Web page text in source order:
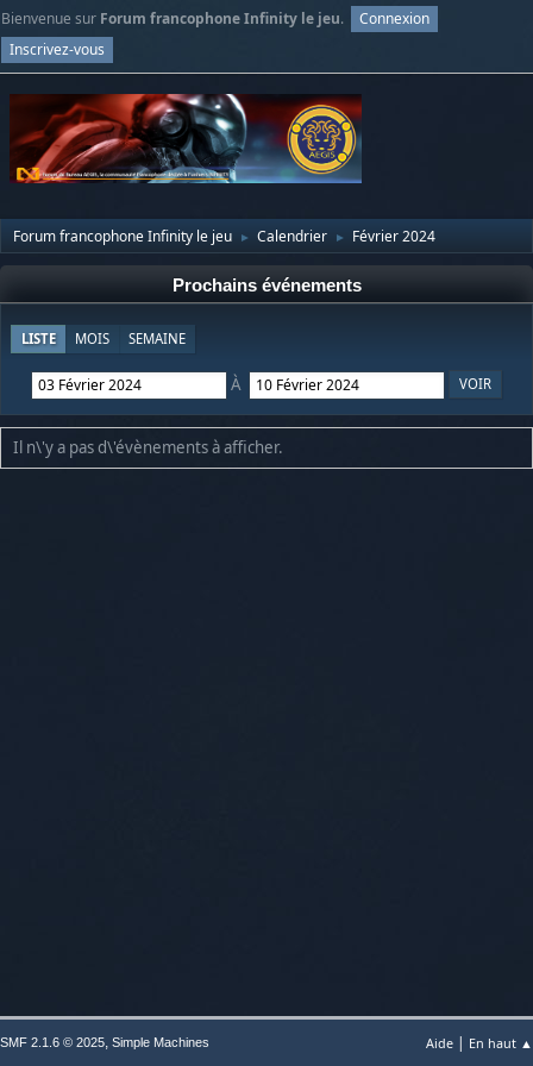
Bienvenue sur Forum francophone Infinity le jeu.
Connexion
Inscrivez-vous
Forum francophone Infinity le jeu ► Calendrier ► Février 2024
Prochains événements
LISTE MOIS SEMAINE
À
Il n\'y a pas d\'évènements à afficher.
Aide | En haut ▲
SMF 2.1.6 © 2025, Simple Machines